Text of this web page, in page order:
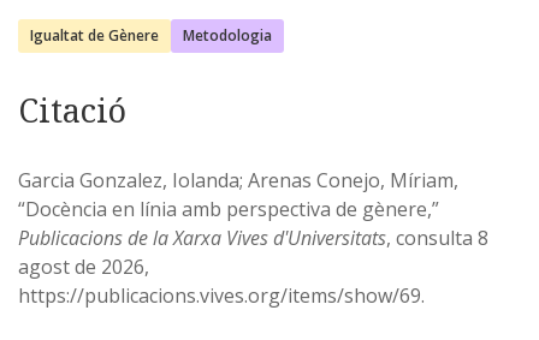
Igualtat de Gènere Metodologia
Citació
Garcia Gonzalez, Iolanda; Arenas Conejo, Míriam,
“Docència en línia amb perspectiva de gènere,”
Publicacions de la Xarxa Vives d'Universitats, consulta 8
agost de 2026,
https://publicacions.vives.org/items/show/69.